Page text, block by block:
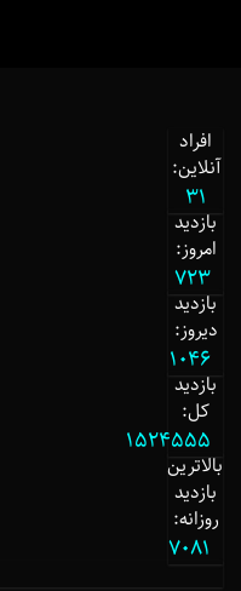
افراد
آنلاین:
31
بازدید
امروز:
723
بازدید
دیروز:
1046
بازدید
کل:
1524555
بالاترین
بازدید
روزانه:
7081